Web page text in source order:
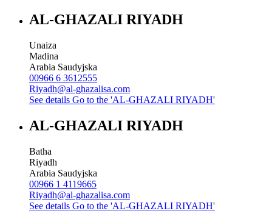
AL-GHAZALI RIYADH
Unaiza
Madina
Arabia Saudyjska
00966 6 3612555
Riyadh@al-ghazalisa.com
See details Go to the 'AL-GHAZALI RIYADH'
AL-GHAZALI RIYADH
Batha
Riyadh
Arabia Saudyjska
00966 1 4119665
Riyadh@al-ghazalisa.com
See details Go to the 'AL-GHAZALI RIYADH'